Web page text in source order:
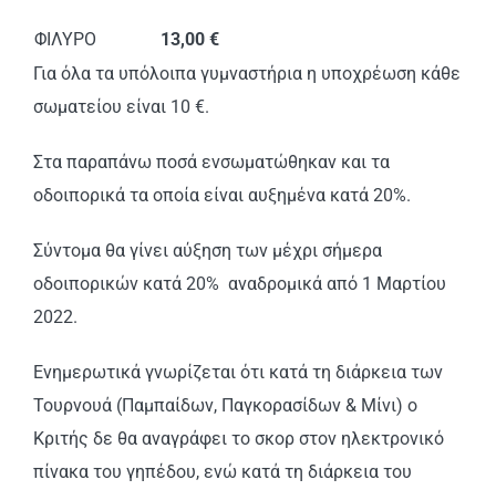
ΦΙΛΥΡΟ
13,00 €
Για όλα τα υπόλοιπα γυμναστήρια η υποχρέωση κάθε
σωματείου είναι 10 €.
Στα παραπάνω ποσά ενσωματώθηκαν και τα
οδοιπορικά τα οποία είναι αυξημένα κατά 20%.
Σύντομα θα γίνει αύξηση των μέχρι σήμερα
οδοιπορικών κατά 20% αναδρομικά από 1 Μαρτίου
2022.
Ενημερωτικά γνωρίζεται ότι κατά τη διάρκεια των
Τουρνουά (Παμπαίδων, Παγκορασίδων & Μίνι) ο
Κριτής δε θα αναγράφει το σκορ στον ηλεκτρονικό
πίνακα του γηπέδου, ενώ κατά τη διάρκεια του